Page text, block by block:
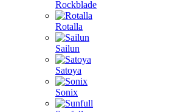
Rockblade
Rotalla
Sailun
Satoya
Sonix